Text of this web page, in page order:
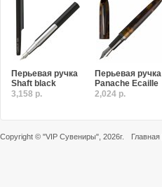
Перьевая ручка
Shaft black
3,158 р.
Перьевая ручка
Panache Ecaille
2,024 р.
Copyright © "VIP Сувениры" , 2026г. Главная